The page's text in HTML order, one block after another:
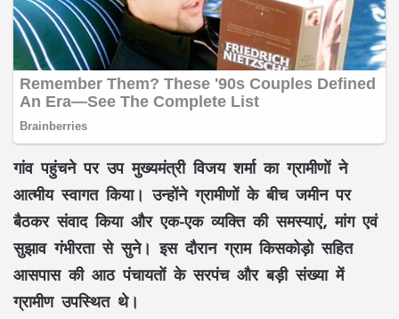
गांव पहुंचने परउप मुख्यमंत्री विजय शर्माका ग्रामीणों ने
आत्मीय स्वागत किया। उन्होंने ग्रामीणों के बीचजमीन पर
बैठकरसंवाद किया और एक-एक व्यक्ति कीसमस्याएं, मांग एवं
सुझावगंभीरता से सुने। इस दौरानग्राम किसकोड़ोसहित
आसपास की आठ पंचायतोंके सरपंच और बड़ी संख्या में
ग्रामीण उपस्थित थे।